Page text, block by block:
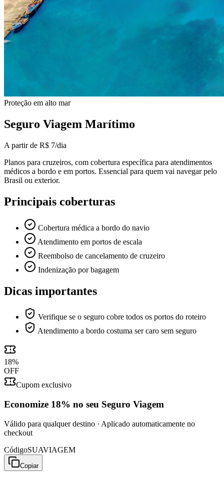
Proteção em alto mar
Seguro Viagem Marítimo
A partir de R$ 7/dia
Planos para cruzeiros, com cobertura específica para atendimentos
médicos a bordo e em portos. Essencial para quem vai navegar pelo
Brasil ou exterior.
Principais coberturas
Cobertura médica a bordo do navio
Atendimento em portos de escala
Reembolso de cancelamento de cruzeiro
Indenização por bagagem
Dicas importantes
Verifique se o seguro cobre todos os portos do roteiro
Atendimento a bordo costuma ser caro sem seguro
18%
OFF
Cupom exclusivo
Economize 18% no seu Seguro Viagem
Válido para qualquer destino · Aplicado automaticamente no
checkout
CódigoSUAVIAGEM
Copiar